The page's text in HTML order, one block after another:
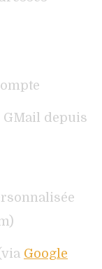
GMail depuis
Google